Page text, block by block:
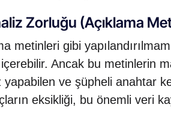
Zorluğu (Açıklama
metinleri gibi
Ancak bu metinlerin
yapabilen ve şüpheli anahtar
eksikliği, bu önemli veri